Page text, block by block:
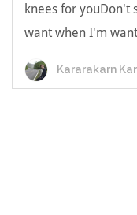
knees for youDon't
want when I'm
Kararakarn